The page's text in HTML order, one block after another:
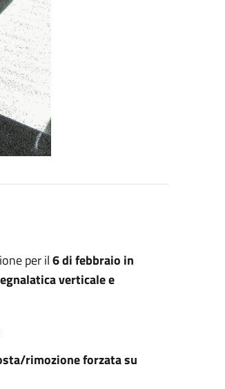
per il6 di febbraio in
verticale e
rimozione forzata su